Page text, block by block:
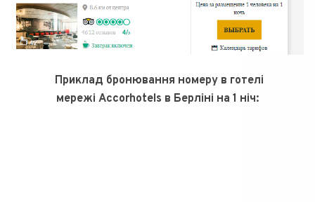
Приклад бронювання номеру в готелі
мережі Accorhotels в Берліні на 1 ніч: